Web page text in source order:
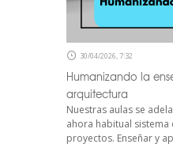
30/04/2026, 7:32
Humanizando la
arquitectura
Nuestras aulas se
ahora habitual
proyectos. Enseñar y